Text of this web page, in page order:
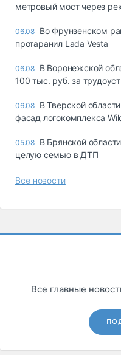
метровый мост через
06.08 Во Фрунзенском
протаранил Lada Vesta
06.08 В Воронежской
100 тыс. руб. за
06.08 В Тверской
фасад логокомплекса
05.08 В Брянской
целую семью в ДТП
Все новости
Все главные